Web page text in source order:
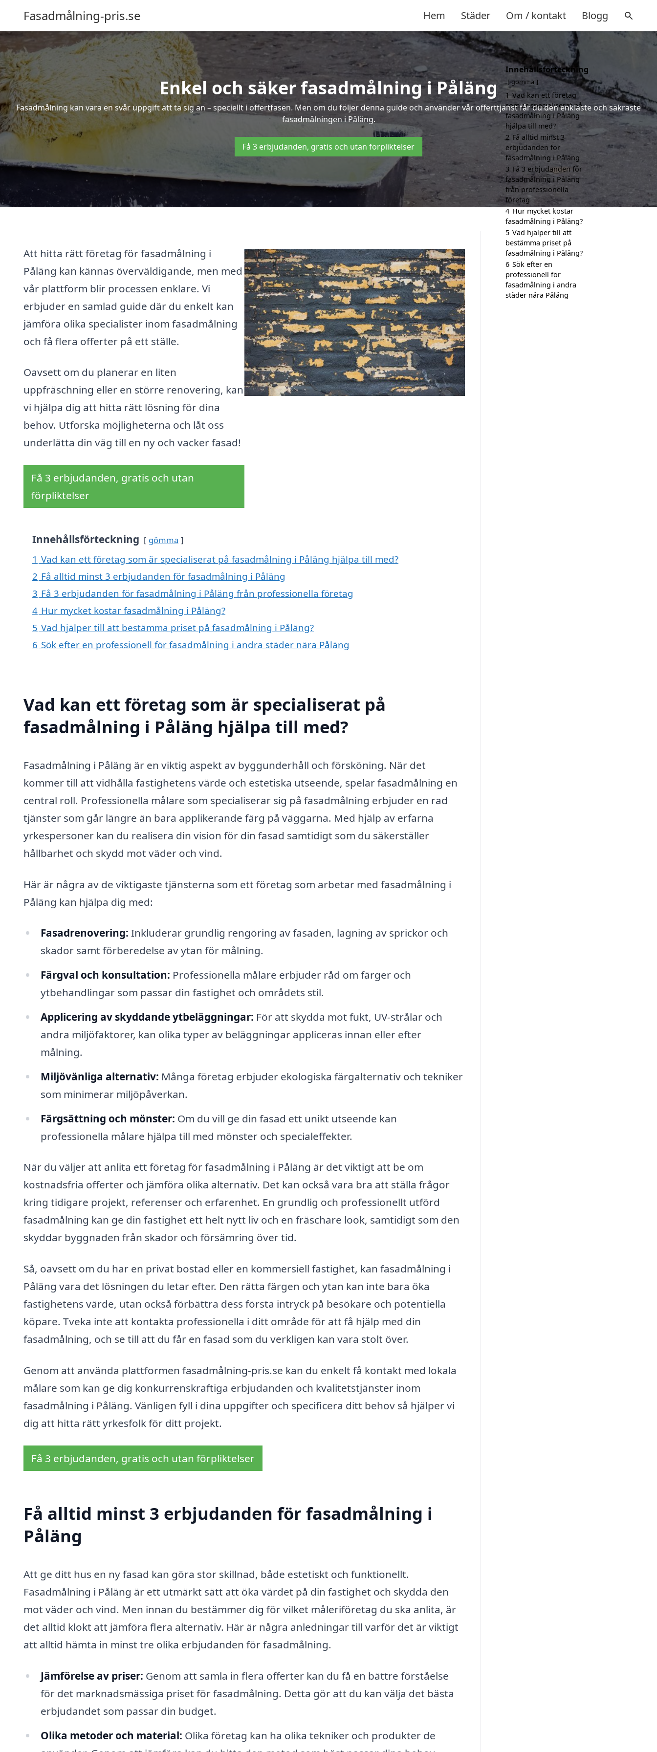
Fasadmålning-pris.se Hem Städer Om / kontakt Blogg
Enkel och säker fasadmålning i Påläng
Fasadmålning kan vara en svår uppgift att ta sig an – speciellt i offertfasen. Men om du följer denna guide och använder vår offerttjänst får du den enklaste och säkraste
fasadmålningen i Påläng.
Få 3 erbjudanden, gratis och utan förpliktelser
Att hitta rätt företag för fasadmålning i
Påläng kan kännas överväldigande, men med
vår plattform blir processen enklare. Vi
erbjuder en samlad guide där du enkelt kan
jämföra olika specialister inom fasadmålning
och få flera offerter på ett ställe.
Oavsett om du planerar en liten
uppfräschning eller en större renovering, kan
vi hjälpa dig att hitta rätt lösning för dina
behov. Utforska möjligheterna och låt oss
underlätta din väg till en ny och vacker fasad!
Få 3 erbjudanden, gratis och utan
förpliktelser
Innehållsförteckning gömma
1 Vad kan ett företag som är specialiserat på fasadmålning i Påläng hjälpa till med?
2 Få alltid minst 3 erbjudanden för fasadmålning i Påläng
3 Få 3 erbjudanden för fasadmålning i Påläng från professionella företag
4 Hur mycket kostar fasadmålning i Påläng?
5 Vad hjälper till att bestämma priset på fasadmålning i Påläng?
6 Sök efter en professionell för fasadmålning i andra städer nära Påläng
Vad kan ett företag som är specialiserat på
fasadmålning i Påläng hjälpa till med?
Fasadmålning i Påläng är en viktig aspekt av byggunderhåll och försköning. När det
kommer till att vidhålla fastighetens värde och estetiska utseende, spelar fasadmålning en
central roll. Professionella målare som specialiserar sig på fasadmålning erbjuder en rad
tjänster som går längre än bara applikerande färg på väggarna. Med hjälp av erfarna
yrkespersoner kan du realisera din vision för din fasad samtidigt som du säkerställer
hållbarhet och skydd mot väder och vind.
Här är några av de viktigaste tjänsterna som ett företag som arbetar med fasadmålning i
Påläng kan hjälpa dig med:
Fasadrenovering: Inkluderar grundlig rengöring av fasaden, lagning av sprickor och
skador samt förberedelse av ytan för målning.
Färgval och konsultation: Professionella målare erbjuder råd om färger och
ytbehandlingar som passar din fastighet och områdets stil.
Applicering av skyddande ytbeläggningar: För att skydda mot fukt, UV-strålar och
andra miljöfaktorer, kan olika typer av beläggningar appliceras innan eller efter
målning.
Miljövänliga alternativ: Många företag erbjuder ekologiska färgalternativ och tekniker
som minimerar miljöpåverkan.
Färgsättning och mönster: Om du vill ge din fasad ett unikt utseende kan
professionella målare hjälpa till med mönster och specialeffekter.
När du väljer att anlita ett företag för fasadmålning i Påläng är det viktigt att be om
kostnadsfria offerter och jämföra olika alternativ. Det kan också vara bra att ställa frågor
kring tidigare projekt, referenser och erfarenhet. En grundlig och professionellt utförd
fasadmålning kan ge din fastighet ett helt nytt liv och en fräschare look, samtidigt som den
skyddar byggnaden från skador och försämring över tid.
Så, oavsett om du har en privat bostad eller en kommersiell fastighet, kan fasadmålning i
Påläng vara det lösningen du letar efter. Den rätta färgen och ytan kan inte bara öka
fastighetens värde, utan också förbättra dess första intryck på besökare och potentiella
köpare. Tveka inte att kontakta professionella i ditt område för att få hjälp med din
fasadmålning, och se till att du får en fasad som du verkligen kan vara stolt över.
Genom att använda plattformen fasadmålning-pris.se kan du enkelt få kontakt med lokala
målare som kan ge dig konkurrenskraftiga erbjudanden och kvalitetstjänster inom
fasadmålning i Påläng. Vänligen fyll i dina uppgifter och specificera ditt behov så hjälper vi
dig att hitta rätt yrkesfolk för ditt projekt.
Få 3 erbjudanden, gratis och utan förpliktelser
Få alltid minst 3 erbjudanden för fasadmålning i
Påläng
Att ge ditt hus en ny fasad kan göra stor skillnad, både estetiskt och funktionellt.
Fasadmålning i Påläng är ett utmärkt sätt att öka värdet på din fastighet och skydda den
mot väder och vind. Men innan du bestämmer dig för vilket måleriföretag du ska anlita, är
det alltid klokt att jämföra flera alternativ. Här är några anledningar till varför det är viktigt
att alltid hämta in minst tre olika erbjudanden för fasadmålning.
Jämförelse av priser: Genom att samla in flera offerter kan du få en bättre förståelse
för det marknadsmässiga priset för fasadmålning. Detta gör att du kan välja det bästa
erbjudandet som passar din budget.
Olika metoder och material: Olika företag kan ha olika tekniker och produkter de
Innehållsförteckning
gömma
1 Vad kan ett företag
som är specialiserat på
fasadmålning i Påläng
hjälpa till med?
2 Få alltid minst 3
erbjudanden för
fasadmålning i Påläng
3 Få 3 erbjudanden för
fasadmålning i Påläng
från professionella
företag
4 Hur mycket kostar
fasadmålning i Påläng?
5 Vad hjälper till att
bestämma priset på
fasadmålning i Påläng?
6 Sök efter en
professionell för
fasadmålning i andra
städer nära Påläng